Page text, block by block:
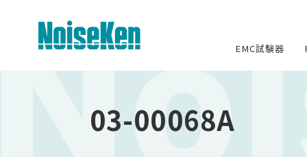
EMC試験器
03-00068A